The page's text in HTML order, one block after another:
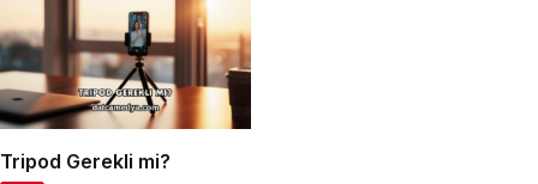
Tripod Gerekli mi?